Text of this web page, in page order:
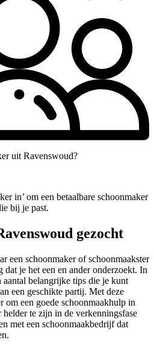
uit Ravenswoud?
in’ om een betaalbare schoonmaker
bij je past.
gezocht
een schoonmaker of schoonmaakster
je het een en ander onderzoekt. In
belangrijke tips die je kunt
een geschikte partij. Met deze
om een goede schoonmaakhulp in
te zijn in de verkenningsfase
met een schoonmaakbedrijf dat